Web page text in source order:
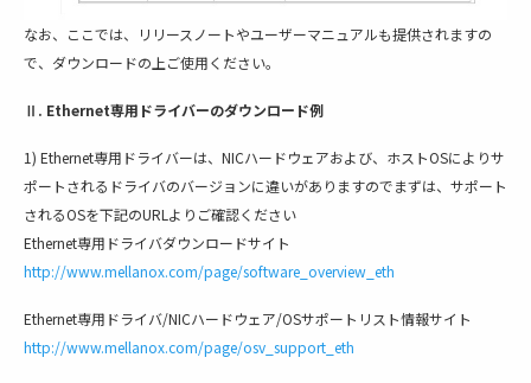
なお、ここでは、リリースノートやユーザーマニュアルも提供されますの
で、ダウンロードの上ご使用ください。
Ⅱ. Ethernet専用ドライバーのダウンロード例
1) Ethernet専用ドライバーは、NICハードウェアおよび、ホストOSによりサ
ポートされるドライバのバージョンに違いがありますのでまずは、サポート
されるOSを下記のURLよりご確認ください
Ethernet専用ドライバダウンロードサイト
http://www.mellanox.com/page/software_overview_eth
Ethernet専用ドライバ/NICハードウェア/OSサポートリスト情報サイト
http://www.mellanox.com/page/osv_support_eth